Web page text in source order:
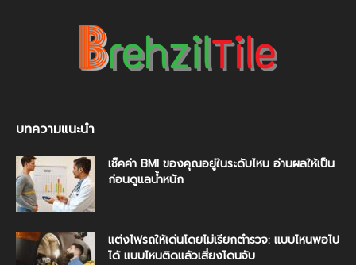
บทความแนะนำ
เช็คค่า BMI ของคุณอยู่ในระดับไหน อ่านผลให้เป็น
ก่อนดูแลน้ำหนัก
แต่งไฟรถให้เด่นโดยไม่เรียกตำรวจ: แบบไหนพอไป
ได้ แบบไหนติดแล้วเสี่ยงโดนจับ